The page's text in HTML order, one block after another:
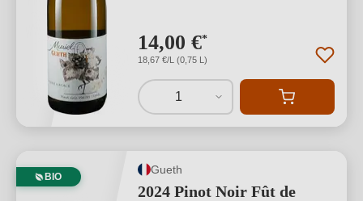
14,00 €*
18,67 €/L (0,75 L)
1
BIO
Gueth
2024 Pinot Noir Fût de